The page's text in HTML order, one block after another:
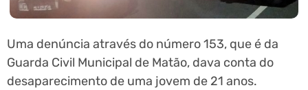
Uma denúncia através do número 153, que é da
Guarda Civil Municipal de Matão, dava conta do
desaparecimento de uma jovem de 21 anos.